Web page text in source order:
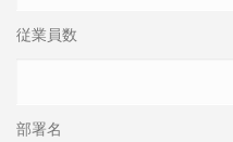
従業員数
部署名